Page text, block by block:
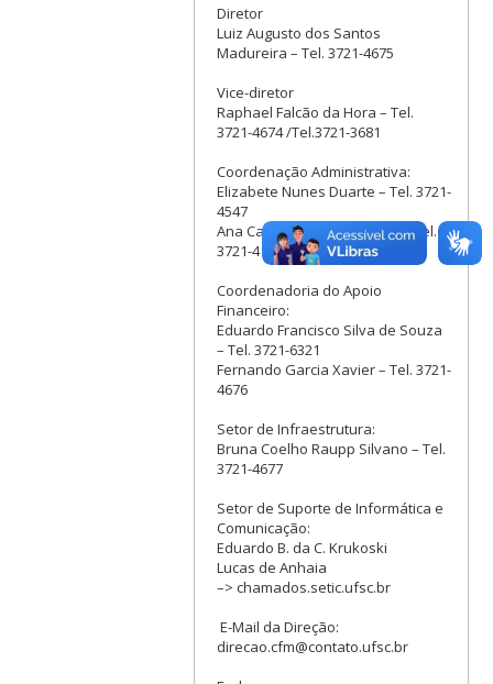
Diretor
Luiz Augusto dos Santos
Madureira – Tel. 3721-4675
Vice-diretor
Raphael Falcão da Hora – Tel.
3721-4674 /Tel.3721-3681
Coordenação Administrativa:
Elizabete Nunes Duarte – Tel. 3721-
4547
Ana Carolina Debiasi Auras – Tel.
3721-4195
Coordenadoria do Apoio
Financeiro:
Eduardo Francisco Silva de Souza
– Tel. 3721-6321
Fernando Garcia Xavier – Tel. 3721-
4676
Setor de Infraestrutura:
Bruna Coelho Raupp Silvano – Tel.
3721-4677
Setor de Suporte de Informática e
Comunicação:
Eduardo B. da C. Krukoski
Lucas de Anhaia
–> chamados.setic.ufsc.br
E-Mail da Direção:
direcao.cfm@contato.ufsc.br